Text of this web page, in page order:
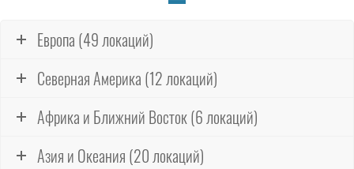
Европа (49 локаций)
Северная Америка (12 локаций)
Африка и Ближний Восток (6 локаций)
Азия и Океания (20 локаций)